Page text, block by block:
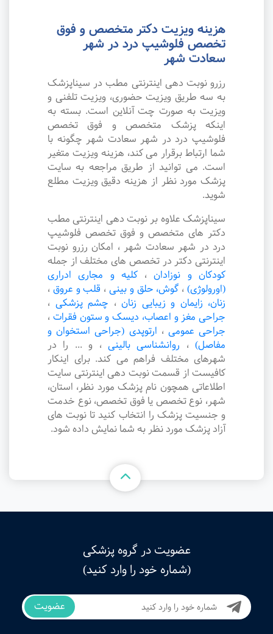
هزینه ویزیت دکتر متخصص و فوق
تخصص فلوشیپ درد در شهر
سعادت شهر
رزرو نوبت دهی اینترنتی مطب در سیناپزشک
به سه طریق ویزیت حضوری، ویزیت تلفنی و
ویزیت به صورت چت آنلاین است. بسته به
اینکه پزشک متخصص و فوق تخصص
فلوشیپ درد در شهر سعادت شهر چگونه با
شما ارتباط برقرار می کند، هزینه ویزیت متغیر
است. می توانید از طریق مراجعه به سایت
پزشک مورد نظر از هزینه دقیق ویزیت مطلع
شوید.
سیناپزشک علاوه بر نوبت دهی اینترنتی مطب
دکتر های متخصص و فوق تخصص فلوشیپ
درد در شهر سعادت شهر ، امکان رزرو نوبت
اینترنتی دکتر در تخصص های مختلف از جمله
کودکان و نوزادان ،کلیه و مجاری ادراری
(اورولوژی) ، گوش، حلق و بینی ، قلب و عروق ،
زنان، زایمان و زیبایی زنان ، چشم پزشکی ،
جراحی مغز و اعصاب، دیسک و ستون فقرات ،
جراحی عمومی ، ارتوپدی (جراحی استخوان و
مفاصل) ، روانشناسی بالینی ، و ... را در
شهرهای مختلف فراهم می کند. برای اینکار
کافیست از قسمت نوبت دهی اینترنتی سایت
اطلاعاتی همچون نام پزشک مورد نظر، استان،
شهر، نوع تخصص یا فوق تخصص، نوع خدمت
و جنسیت پزشک را انتخاب کنید تا نوبت های
آزاد پزشک مورد نظر به شما نمایش داده شود.
عضویت در گروه پزشکی
(شماره خود را وارد کنید)
عضویت